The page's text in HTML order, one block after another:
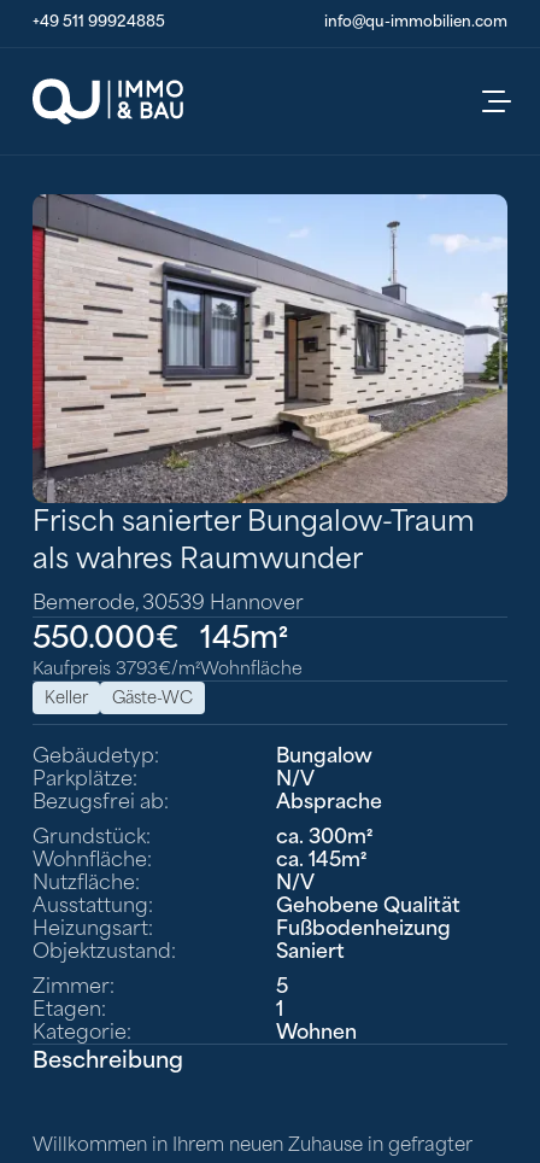
+49 511 99924885 info@qu-immobilien.com
Alle Bilder ansehen
Frisch sanierter Bungalow-Traum
als wahres Raumwunder
Bemerode, 30539 Hannover
550.000€
Kaufpreis 3793€/m²
145m²
Wohnfläche
Keller Gäste-WC
Gebäudetyp:
Bungalow
Parkplätze:
N/V
Bezugsfrei ab:
Absprache
Grundstück:
ca. 300m²
Wohnfläche:
ca. 145m²
Nutzfläche:
N/V
Ausstattung:
Gehobene Qualität
Heizungsart:
Fußbodenheizung
Objektzustand:
Saniert
Zimmer:
5
Etagen:
1
Kategorie:
Wohnen
Beschreibung
Willkommen in Ihrem neuen Zuhause in gefragter